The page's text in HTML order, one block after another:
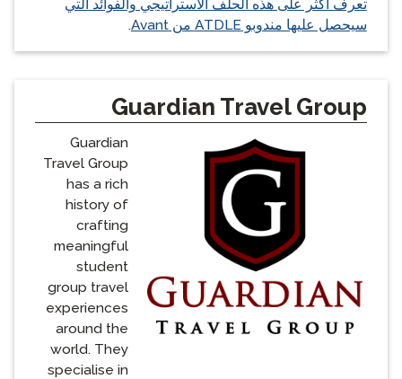
تعرف أكثر على هذه الحلف الاستراتيجي والفوائد التي
سيحصل عليها مندوبو ATDLE من Avant
.
Guardian Travel Group
Guardian
Travel Group
has a rich
history of
crafting
meaningful
student
group travel
experiences
around the
world. They
specialise in